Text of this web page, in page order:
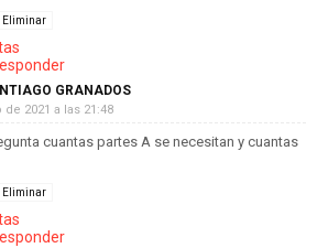
Eliminar
GRANADOS
2021 a las 21:48
cuantas partes A se necesitan y cuantas
Eliminar